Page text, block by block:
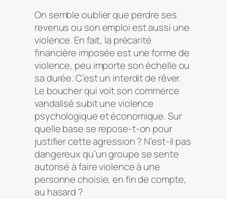
On semble oublier que perdre ses
revenus ou son emploi est aussi une
violence. En fait, la précarité
financière imposée est une forme de
violence, peu importe son échelle ou
sa durée. C’est un interdit de rêver.
Le boucher qui voit son commerce
vandalisé subit une violence
psychologique et économique. Sur
quelle base se repose-t-on pour
justifier cette agression ? N’est-il pas
dangereux qu’un groupe se sente
autorisé à faire violence à une
personne choisie, en fin de compte,
au hasard ?